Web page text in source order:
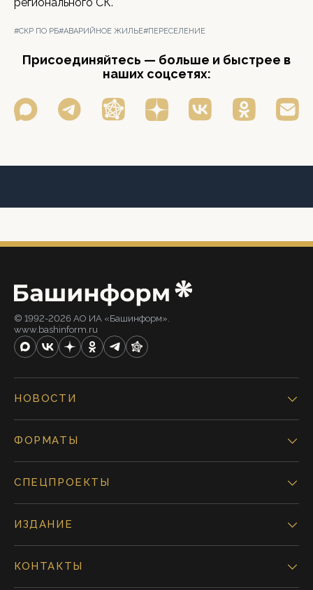
#СКР ПО РБ#АВАРИЙНОЕ ЖИЛЬЕ#ПЕРЕСЕЛЕНИЕ
Присоединяйтесь — больше и быстрее в
наших соцсетях:
© 1992-2026 АО ИА «Башинформ».
www.bashinform.ru
НОВОСТИ
ФОРМАТЫ
СПЕЦПРОЕКТЫ
ИЗДАНИЕ
КОНТАКТЫ